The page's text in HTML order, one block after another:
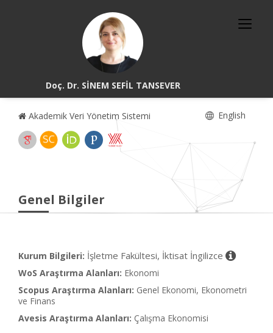
Doç. Dr. SİNEM SEFİL TANSEVER
Akademik Veri Yönetim Sistemi English
Genel Bilgiler
Kurum Bilgileri: İşletme Fakültesi, İktisat İngilizce
WoS Araştırma Alanları: Ekonomi
Scopus Araştırma Alanları: Genel Ekonomi, Ekonometri
ve Finans
Avesis Araştırma Alanları: Çalışma Ekonomisi